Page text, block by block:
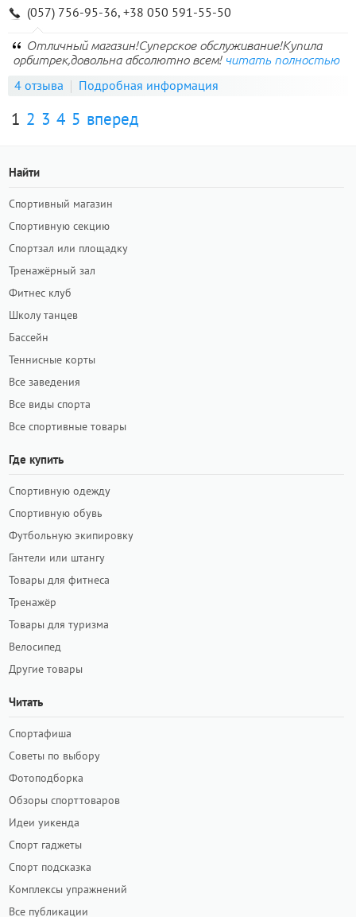
(057) 756-95-36, +38 050 591-55-50
Отличный магазин!Суперское обслуживание!Купила
орбитрек,довольна абсолютно всем! читать полностью
4 отзыва Подробная информация
1 2 3 4 5 вперед
Найти
Спортивный магазин
Спортивную секцию
Спортзал или площадку
Тренажёрный зал
Фитнес клуб
Школу танцев
Бассейн
Теннисные корты
Все заведения
Все виды спорта
Все спортивные товары
Где купить
Спортивную одежду
Спортивную обувь
Футбольную экипировку
Гантели или штангу
Товары для фитнеса
Тренажёр
Товары для туризма
Велосипед
Другие товары
Читать
Спортафиша
Советы по выбору
Фотоподборка
Обзоры спорттоваров
Идеи уикенда
Спорт гаджеты
Спорт подсказка
Комплексы упражнений
Все публикации